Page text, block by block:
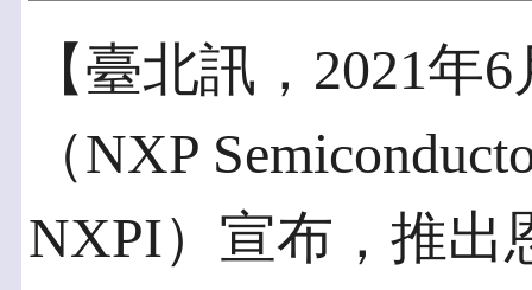
【臺北訊，2021年
（NXP
NXPI）宣布，推出